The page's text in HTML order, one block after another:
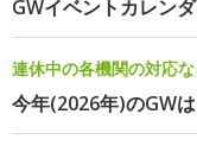
GWイベントカレン
連休中の各機関の対応
今年(2026年)のGW